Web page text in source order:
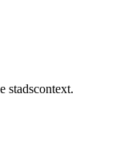
stadscontext.